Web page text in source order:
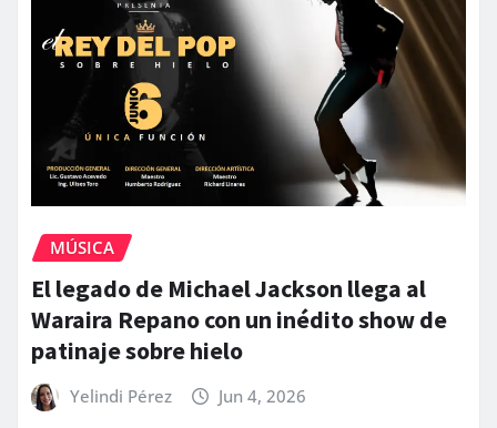
MÚSICA
El legado de Michael Jackson llega al
Waraira Repano con un inédito show de
patinaje sobre hielo
Yelindi Pérez Jun 4, 2026